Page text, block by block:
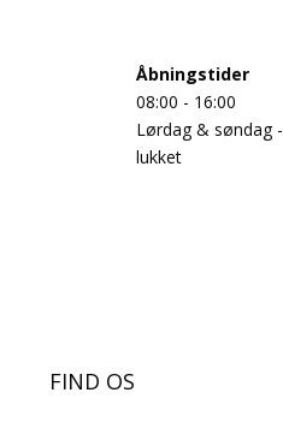
Åbningstider
08:00 - 16:00
Lørdag & søndag -
lukket
FIND OS